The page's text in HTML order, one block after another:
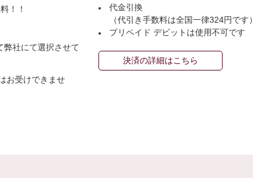
！！
社にて選択させて
お受けできませ
代金引換
（代引き手数料は全国一律324円です）
プリペイド デビットは使用不可です
決済の詳細はこちら